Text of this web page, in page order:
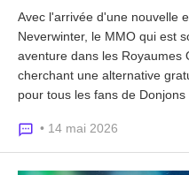
Avec l'arrivée d'une nouvelle
Neverwinter, le MMO qui est
aventure dans les Royaumes
cherchant une alternative
pour tous les fans de Donjons
• 14 mai 2026